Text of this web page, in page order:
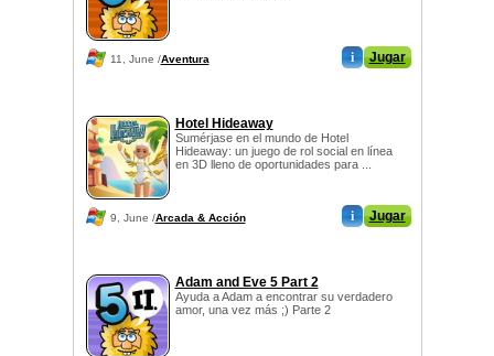
11, June /Aventura i Jugar
Hotel Hideaway
Sumérjase en el mundo de Hotel
Hideaway: un juego de rol social en línea
en 3D lleno de oportunidades para ...
9, June /Arcada & Acción i Jugar
Adam and Eve 5 Part 2
Ayuda a Adam a encontrar su verdadero
amor, una vez más ;) Parte 2